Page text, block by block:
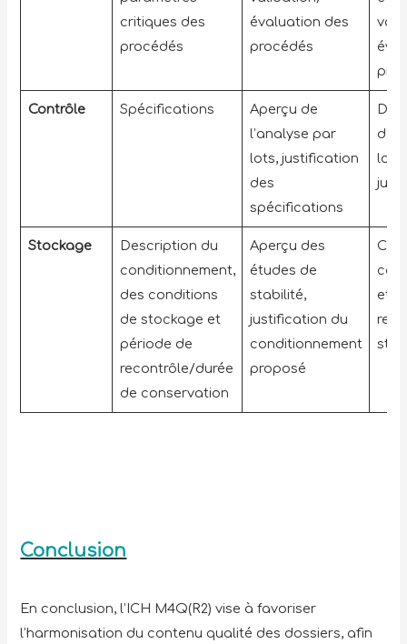
critiques des
procédés
évaluation des
procédés
Contrôle Spécifications
Aperçu de
l’analyse par
lots, justification
des
spécifications
lots
Stockage
Description du
conditionnement,
des conditions
de stockage et
période de
recontrôle/durée
de conservation
Aperçu des
études de
stabilité,
justification du
conditionnement
proposé
et
Conclusion
En conclusion, l’ICH M4Q(R2) vise à favoriser
l’harmonisation du contenu qualité des dossiers, afin